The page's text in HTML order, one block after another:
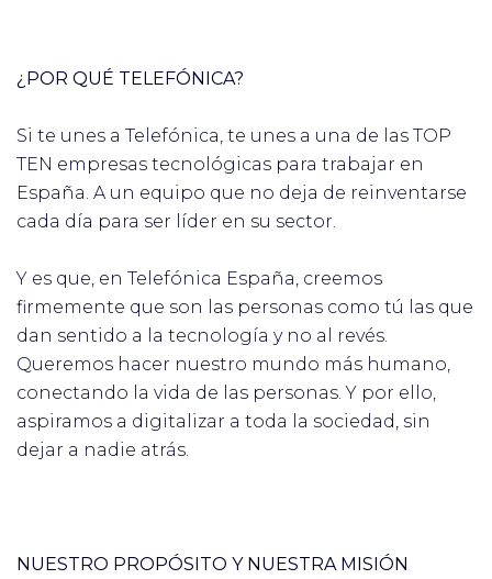
¿POR QUÉ TELEFÓNICA?
Si te unes a Telefónica, te unes a una de las TOP
TEN empresas tecnológicas para trabajar en
España. A un equipo que no deja de reinventarse
cada día para ser líder en su sector.
Y es que, en Telefónica España, creemos
firmemente que son las personas como tú las que
dan sentido a la tecnología y no al revés.
Queremos hacer nuestro mundo más humano,
conectando la vida de las personas. Y por ello,
aspiramos a digitalizar a toda la sociedad, sin
dejar a nadie atrás.
NUESTRO PROPÓSITO Y NUESTRA MISIÓN